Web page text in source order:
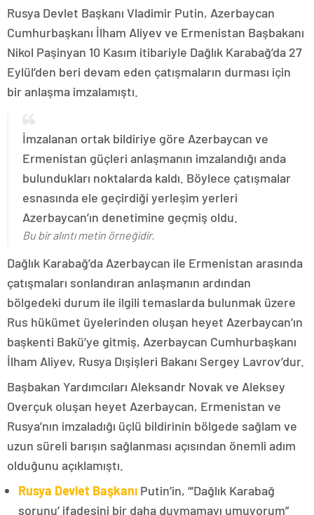
Rusya Devlet Başkanı Vladimir Putin, Azerbaycan
Cumhurbaşkanı İlham Aliyev ve Ermenistan Başbakanı
Nikol Paşinyan 10 Kasım itibariyle Dağlık Karabağ’da 27
Eylül’den beri devam eden çatışmaların durması için
bir anlaşma imzalamıştı.
İmzalanan ortak bildiriye göre Azerbaycan ve
Ermenistan güçleri anlaşmanın imzalandığı anda
bulundukları noktalarda kaldı. Böylece çatışmalar
esnasında ele geçirdiği yerleşim yerleri
Azerbaycan’ın denetimine geçmiş oldu.
Bu bir alıntı metin örneğidir.
Dağlık Karabağ’da Azerbaycan ile Ermenistan arasında
çatışmaları sonlandıran anlaşmanın ardından
bölgedeki durum ile ilgili temaslarda bulunmak üzere
Rus hükümet üyelerinden oluşan heyet Azerbaycan’ın
başkenti Bakü’ye gitmiş, Azerbaycan Cumhurbaşkanı
İlham Aliyev, Rusya Dışişleri Bakanı Sergey Lavrov’dur.
Başbakan Yardımcıları Aleksandr Novak ve Aleksey
Overçuk oluşan heyet Azerbaycan, Ermenistan ve
Rusya’nın imzaladığı üçlü bildirinin bölgede sağlam ve
uzun süreli barışın sağlanması açısından önemli adım
olduğunu açıklamıştı.
Rusya Devlet Başkanı Putin’in, “‘Dağlık Karabağ
sorunu’ ifadesini bir daha duymamayı umuyorum”